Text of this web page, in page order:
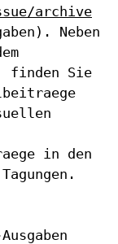
archive
Neben
finden Sie
in den